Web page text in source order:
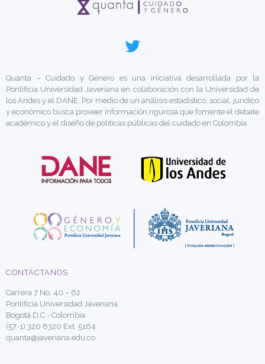
Quanta – Cuidado y Género es una iniciativa desarrollada por la
Pontificia Universidad Javeriana en colaboración con la Universidad de
los Andes y el DANE. Por medio de un análisis estadístico, social, jurídico
y económico busca proveer información rigurosa que fomente el debate
académico y el diseño de políticas públicas del cuidado en Colombia
CONTÁCTANOS
Carrera 7 No. 40 – 62
Pontificia Universidad Javeriana
Bogotá D.C.- Colombia
(57-1) 320 8320 Ext. 5164
quanta@javeriana.edu.co